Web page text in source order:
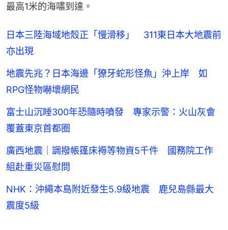
最高1米的海嘯到達。
日本三陸海域地殼正「慢滑移」 311東日本大地震前
亦出現
地震先兆？日本海邊「獠牙蛇形怪魚」沖上岸 如
RPG怪物嚇壞網民
富士山沉睡300年恐隨時噴發 專家示警：火山灰會
覆蓋東京首都圈
廣西地震｜調撥帳篷床褥等物資5千件 國務院工作
組赴重災區慰問
NHK：沖繩本島附近發生5.9級地震 鹿兒島縣最大
震度5級